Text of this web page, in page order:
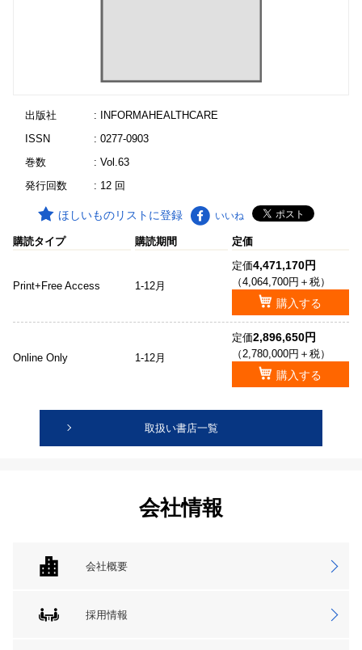
出版社
: INFORMAHEALTHCARE
ISSN
: 0277-0903
巻数
: Vol.63
発行回数
: 12 回
ほしいものリストに登録 いいね
購読タイプ 購読期間 定価
Print+Free Access 1-12月
定価4,471,170円
（4,064,700円＋税）
購入する
Online Only 1-12月
定価2,896,650円
（2,780,000円＋税）
購入する
取扱い書店一覧
会社情報
会社概要
採用情報